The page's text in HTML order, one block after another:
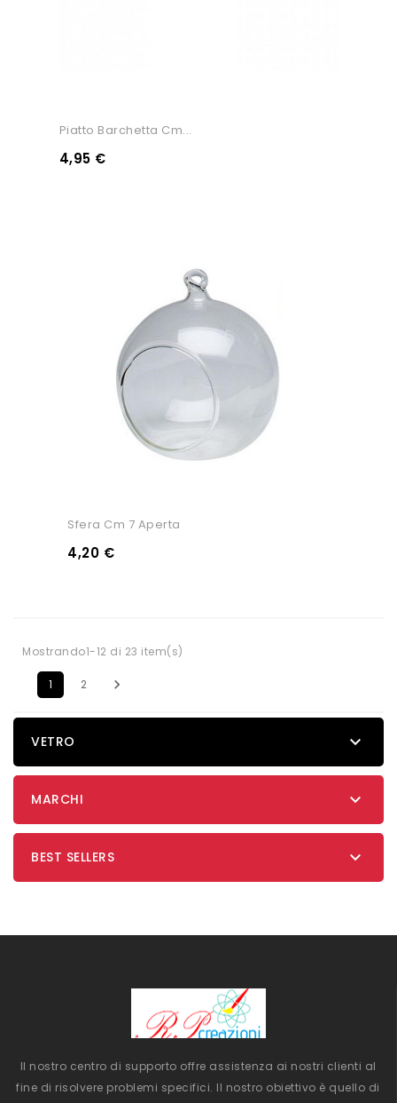
Piatto Barchetta Cm...
4,95 €
Sfera Cm 7 Aperta
4,20 €
Mostrando1-12 di 23 item(s)
1 2 
VETRO 
MARCHI 
BEST SELLERS 
Il nostro centro di supporto offre assistenza ai nostri clienti al
fine di risolvere problemi specifici. Il nostro obiettivo è quello di